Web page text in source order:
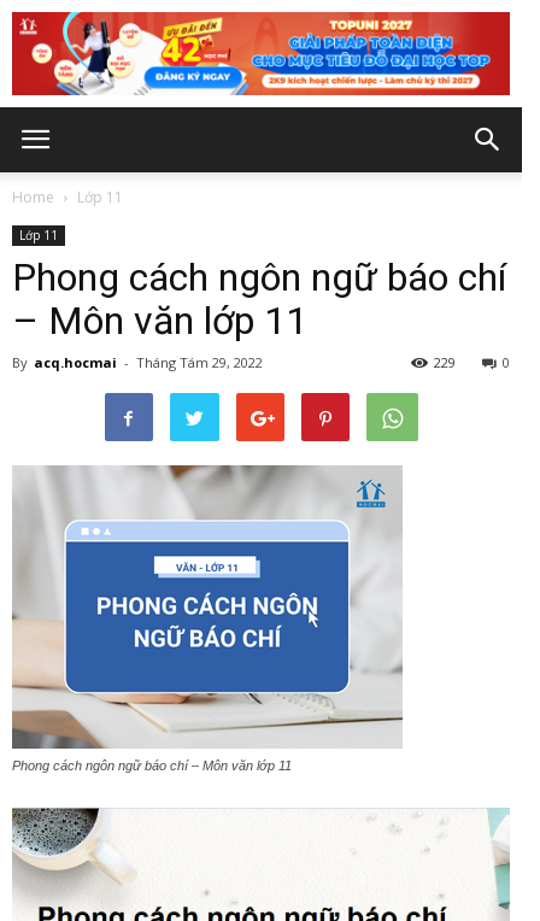
Home Lớp 11
Lớp 11
Phong cách ngôn ngữ báo chí
– Môn văn lớp 11
By acq.hocmai - Tháng Tám 29, 2022 0
229
Phong cách ngôn ngữ báo chí – Môn văn lớp 11